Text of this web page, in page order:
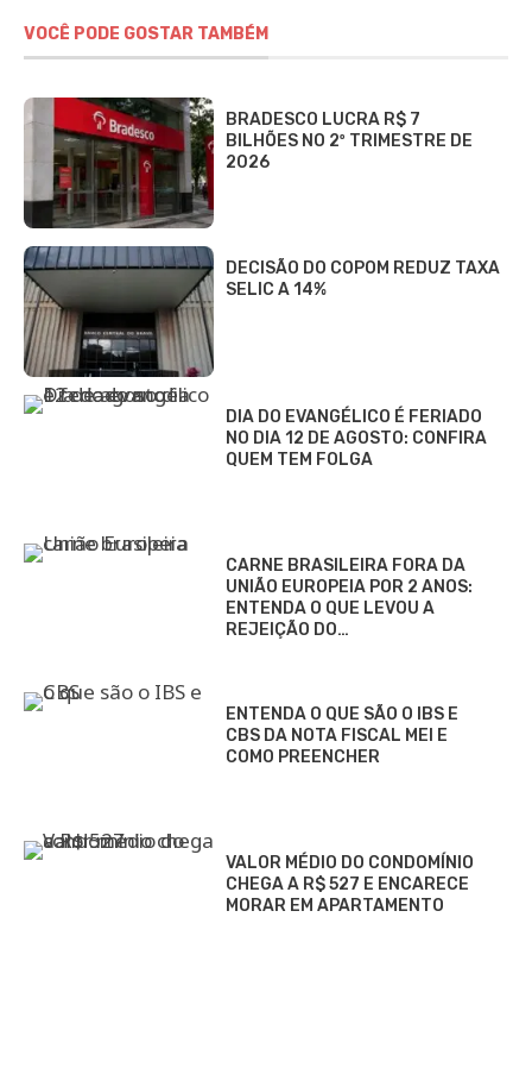
VOCÊ PODE GOSTAR TAMBÉM
BRADESCO LUCRA R$ 7
BILHÕES NO 2º TRIMESTRE DE
2026
DECISÃO DO COPOM REDUZ TAXA
SELIC A 14%
DIA DO EVANGÉLICO É FERIADO
NO DIA 12 DE AGOSTO: CONFIRA
QUEM TEM FOLGA
CARNE BRASILEIRA FORA DA
UNIÃO EUROPEIA POR 2 ANOS:
ENTENDA O QUE LEVOU A
REJEIÇÃO DO…
ENTENDA O QUE SÃO O IBS E
CBS DA NOTA FISCAL MEI E
COMO PREENCHER
VALOR MÉDIO DO CONDOMÍNIO
CHEGA A R$ 527 E ENCARECE
MORAR EM APARTAMENTO